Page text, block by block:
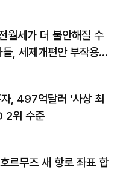
월세가 더 불안해질 수
, 세제개편안 부작용
, 497억달러 '사상 최
2위 수준
르무즈 새 항로 좌표 합